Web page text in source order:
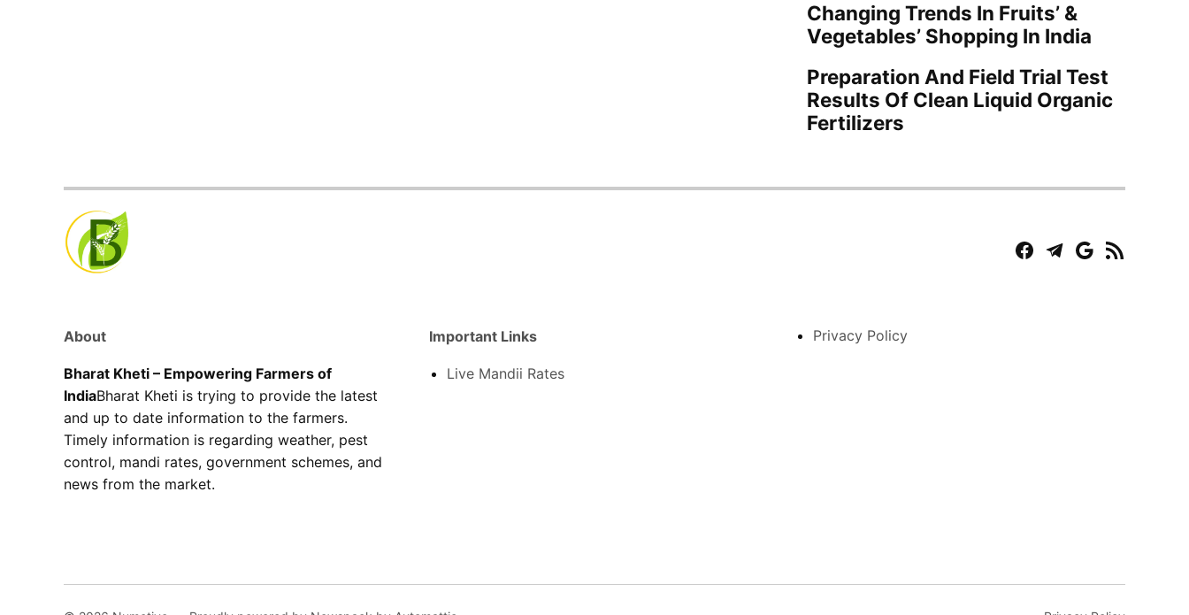
Changing Trends In Fruits’ &
Vegetables’ Shopping In India
Preparation And Field Trial Test
Results Of Clean Liquid Organic
Fertilizers
Facebook
Telegram
Play RSS
About
Bharat Kheti – Empowering Farmers of
IndiaBharat Kheti is trying to provide the latest
and up to date information to the farmers.
Timely information is regarding weather, pest
control, mandi rates, government schemes, and
news from the market.
Important Links
Live Mandii Rates
Privacy Policy